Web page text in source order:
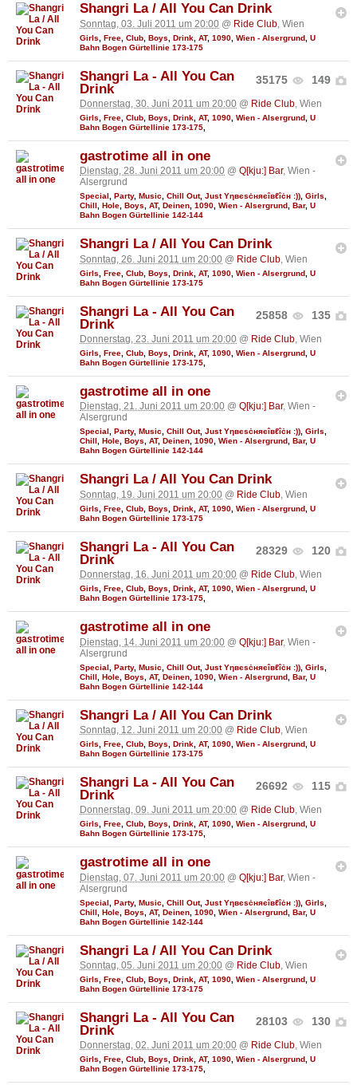
Shangri La / All You Can Drink
Sonntag, 03. Juli 2011 um 20:00 @ Ride Club , Wien
Girls Free Club Boys Drink AT, 1090 Wien - Alsergrund U
Bahn Bogen Gürtellinie 173-175
35175 149
Shangri La - All You Can
Drink
Donnerstag, 30. Juni 2011 um 20:00 @ Ride Club, Wien
Girls Free Club Boys Drink AT, 1090 Wien - Alsergrund U
Bahn Bogen Gürtellinie 173-175
gastrotime all in one
Dienstag, 28. Juni 2011 um 20:00 @ Q[kju:] Bar, Wien -
Alsergrund
Special , Party, Music, Chill Out, Just Υηвєѕċняєîвℓîċн :)), Girls,
Chill , Hole, Boys, AT, Deinen, 1090, Wien - Alsergrund, Bar, U
Bahn Bogen Gürtellinie 142-144
Shangri La / All You Can Drink
Sonntag, 26. Juni 2011 um 20:00 @ Ride Club , Wien
Girls Free Club Boys Drink AT, 1090 Wien - Alsergrund U
Bahn Bogen Gürtellinie 173-175
25858 135
Shangri La - All You Can
Drink
Donnerstag, 23. Juni 2011 um 20:00 @ Ride Club, Wien
Girls Free Club Boys Drink AT, 1090 Wien - Alsergrund U
Bahn Bogen Gürtellinie 173-175
gastrotime all in one
Dienstag, 21. Juni 2011 um 20:00 @ Q[kju:] Bar, Wien -
Alsergrund
Special , Party, Music, Chill Out, Just Υηвєѕċняєîвℓîċн :)), Girls,
Chill , Hole, Boys, AT, Deinen, 1090, Wien - Alsergrund, Bar, U
Bahn Bogen Gürtellinie 142-144
Shangri La / All You Can Drink
Sonntag, 19. Juni 2011 um 20:00 @ Ride Club , Wien
Girls Free Club Boys Drink AT, 1090 Wien - Alsergrund U
Bahn Bogen Gürtellinie 173-175
28329 120
Shangri La - All You Can
Drink
Donnerstag, 16. Juni 2011 um 20:00 @ Ride Club, Wien
Girls Free Club Boys Drink AT, 1090 Wien - Alsergrund U
Bahn Bogen Gürtellinie 173-175
gastrotime all in one
Dienstag, 14. Juni 2011 um 20:00 @ Q[kju:] Bar, Wien -
Alsergrund
Special Party, Music Chill Out, Just Υηвєѕċняєîвℓîċн :)) Girls
Chill
Hole Boys AT, Deinen 1090 Wien - Alsergrund Bar, U
Bahn Bogen Gürtellinie 142-144
Shangri La / All You Can Drink
Sonntag, 12. Juni 2011 um 20:00 @ Ride Club, Wien
Girls Free Club Boys Drink AT, 1090 Wien - Alsergrund U
Bahn Bogen Gürtellinie 173-175
26692 115
Shangri La - All You Can
Drink
Donnerstag, 09. Juni 2011 um 20:00 @ Ride Club, Wien
Girls, Free, Club, Boys, Drink, AT, 1090, Wien - Alsergrund, U
Bahn Bogen Gürtellinie 173-175,
gastrotime all in one
Dienstag, 07. Juni 2011 um 20:00 @ Q[kju:] Bar, Wien -
Alsergrund
Special Party, Music Chill Out, Just Υηвєѕċняєîвℓîċн :)) Girls
Chill
Hole Boys AT, Deinen 1090 Wien - Alsergrund Bar, U
Bahn Bogen Gürtellinie 142-144
Shangri La / All You Can Drink
Sonntag, 05. Juni 2011 um 20:00 @ Ride Club, Wien
Girls Free Club Boys Drink AT, 1090 Wien - Alsergrund U
Bahn Bogen Gürtellinie 173-175
28103 130
Shangri La - All You Can
Drink
Donnerstag, 02. Juni 2011 um 20:00 @ Ride Club, Wien
Girls, Free, Club, Boys, Drink, AT, 1090, Wien - Alsergrund, U
Bahn Bogen Gürtellinie 173-175,